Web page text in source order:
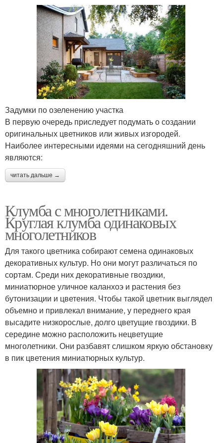
Многолетний клумба
многолетников
Клумбы с
многолетниками
Клумбы из многолетних
цветов
Клумбы на даче
Обворожительная
клумба
Клумба на даче Простые клумбы
Клумбы во дворе Клумбы на участке
Красивые
многолетники
Красивое сочетание
Цвета на клумбе Центральная клумба
Клумбы для цветов Цветущая клумба
Задумки по озеленению участка
В первую очередь приследует подумать о создании
оригинальных цветников или живых изгородей.
Наиболее интересными идеями на сегодняшний день
являются:
читать дальше →
Клумба с многолетниками.
Круглая клумба одинаковых
многолетников
Для такого цветника собирают семена одинаковых
декоративных культур. Но они могут различаться по
сортам. Среди них декоративные гвоздики,
миниатюрное уличное каланхоэ и растения без
бутонизации и цветения. Чтобы такой цветник выглядел
объемно и привлекал внимание, у переднего края
высадите низкорослые, долго цветущие гвоздики. В
середине можно расположить нецветущие
многолетники. Они разбавят слишком яркую обстановку
в пик цветения миниатюрных культур.